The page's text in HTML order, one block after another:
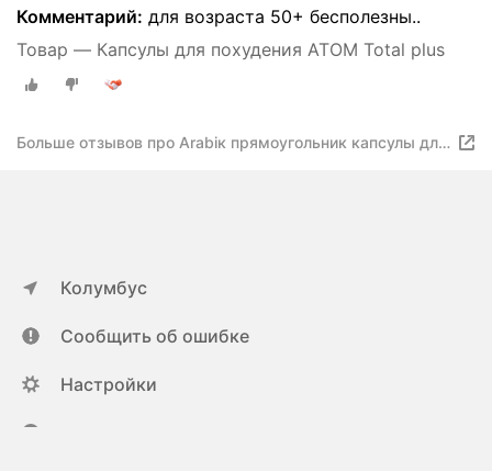
Комментарий: для возраста 50+ бесполезны..
Товар — Капсулы для похудения ATOM Total plus
Больше отзывов про Arabiк прямоугольник капсулы для
Колумбус
Сообщить об ошибке
Настройки